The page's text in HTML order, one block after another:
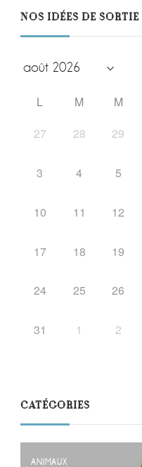
NOS IDÉES DE
L M M
27
28 29
3 4 5
10 11 12
17 18 19
24 25 26
31 1 2
CATÉGORIES
ANIMAUX